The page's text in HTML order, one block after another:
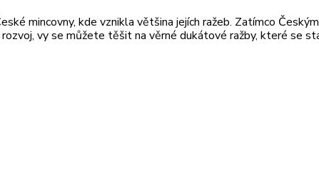
mincovny, kde vznikla většina jejích ražeb. Zatímco
vy se můžete těšit na věrné dukátové ražby, které se